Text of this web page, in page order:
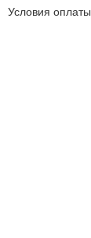
Условия оплаты